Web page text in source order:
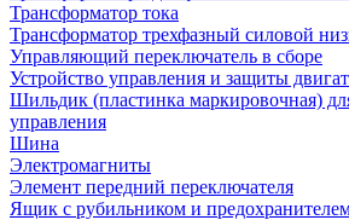
Трансформатор тока
Трансформатор трехфазный силовой
Управляющий переключатель в сборе
Устройство управления и защиты
Шильдик (пластинка маркировочная)
управления
Шина
Электромагниты
Элемент передний переключателя
Ящик с рубильником и